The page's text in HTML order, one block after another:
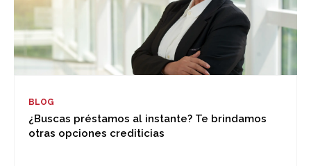
BLOG
¿Buscas préstamos al instante? Te brindamos
otras opciones crediticias